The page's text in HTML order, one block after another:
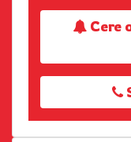
Cere